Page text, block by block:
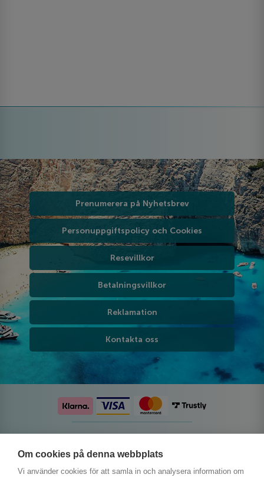
Om cookies på denna webbplats
Vi använder cookies för att samla in och analysera information om
Prenumerera på Nyhetsbrev
Personuppgiftspolicy och Cookies
Resevillkor
Betalningsvillkor
Reklamation
Kontakta oss